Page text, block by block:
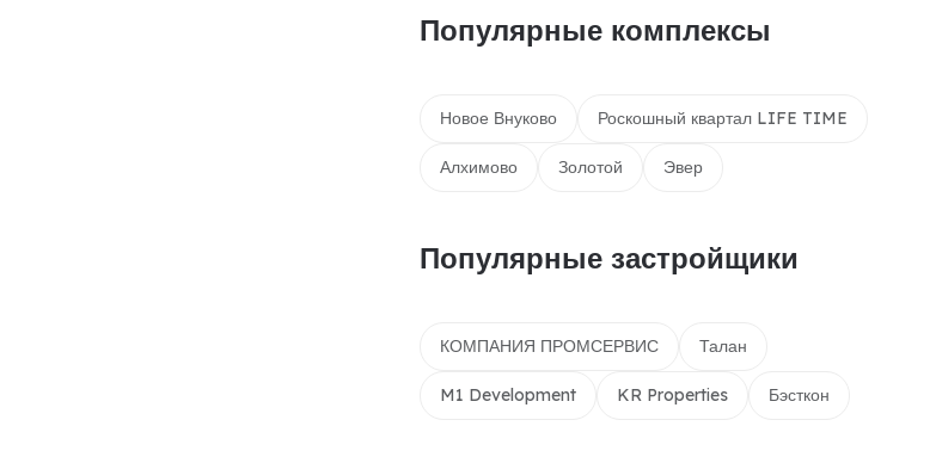
Популярные комплексы
Новое Внуково Роскошный квартал LIFE TIME
Алхимово Золотой Эвер
Популярные застройщики
КОМПАНИЯ ПРОМСЕРВИС Талан
M1 Development KR Properties Бэсткон